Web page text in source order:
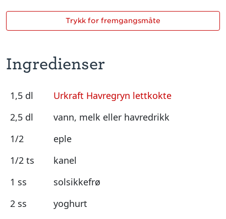
Ingredienser
1,5 dl
Urkraft Havregryn lettkokte
2,5 dl
vann, melk eller havredrikk
1/2
eple
1/2 ts
kanel
1 ss
solsikkefrø
2 ss
yoghurt
Trykk for fremgangsmåte